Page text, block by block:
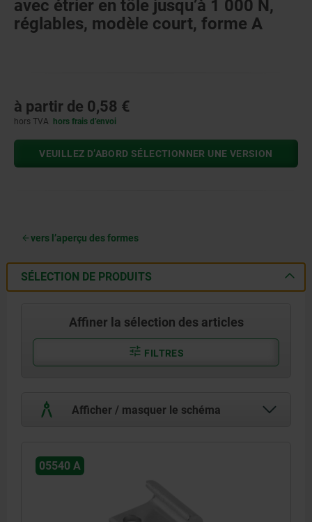
avec étrier en tôle jusqu’à 1 000 N,
réglables, modèle court, forme A
à partir de 0,58 €
hors TVA hors frais d’envoi
VEUILLEZ D’ABORD SÉLECTIONNER UNE VERSION
vers l’aperçu des formes
SÉLECTION DE PRODUITS
Affiner la sélection des articles
FILTRES
Afficher / masquer le schéma
05540 A